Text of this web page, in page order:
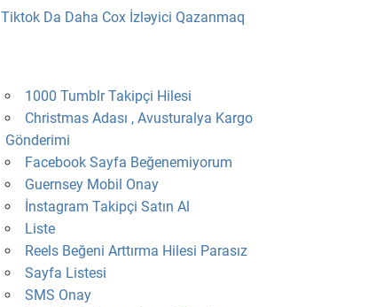
Tiktok Da Daha Cox İzləyici Qazanmaq
1000 Tumblr Takipçi Hilesi
Christmas Adası , Avusturalya Kargo
Gönderimi
Facebook Sayfa Beğenemiyorum
Guernsey Mobil Onay
İnstagram Takipçi Satın Al
Liste
Reels Beğeni Arttırma Hilesi Parasız
Sayfa Listesi
SMS Onay